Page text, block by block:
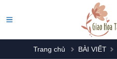
Trang chủ BÀI VIẾT